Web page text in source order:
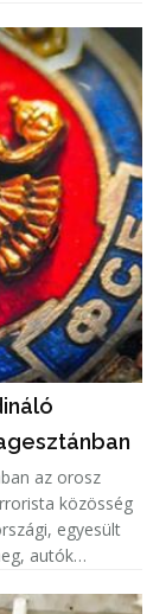
az orosz
közösség
egyesült
autók